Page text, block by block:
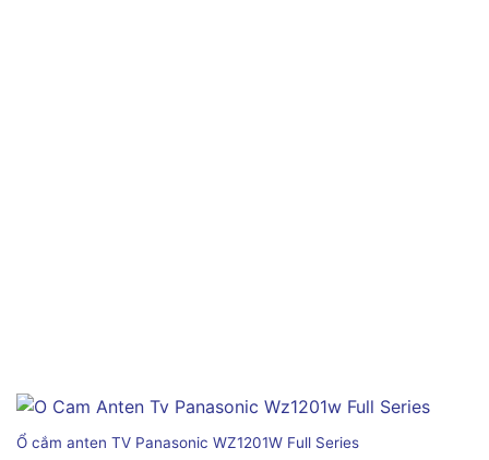
Ổ cắm anten TV Panasonic WZ1201W Full Series